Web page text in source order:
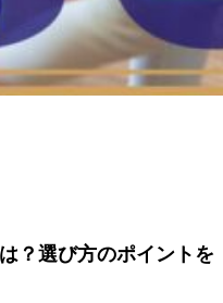
？選び方のポイントを